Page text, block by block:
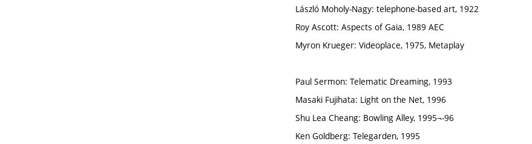
László Moholy-Nagy: telephone-based art, 1922
Roy Ascott: Aspects of Gaia, 1989 AEC
Myron Krueger: Videoplace, 1975, Metaplay
Paul Sermon: Telematic Dreaming, 1993
Masaki Fujihata: Light on the Net, 1996
Shu Lea Cheang: Bowling Alley, 1995¬-96
Ken Goldberg: Telegarden, 1995